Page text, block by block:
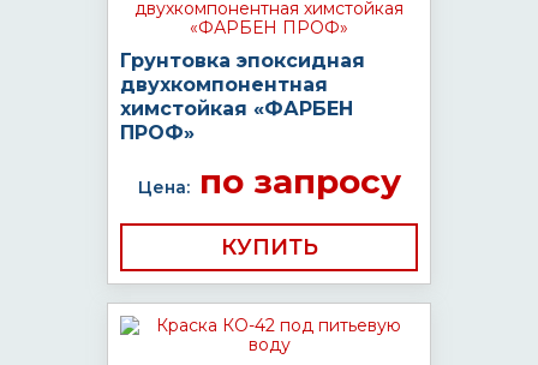
Грунтовка эпоксидная
двухкомпонентная
химстойкая «ФАРБЕН
ПРОФ»
Цена:по запросу
КУПИТЬ